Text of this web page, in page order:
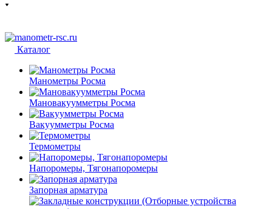
Каталог
Манометры Росма
Мановакуумметры Росма
Вакуумметры Росма
Термометры
Напоромеры, Тягонапоромеры
Запорная арматура